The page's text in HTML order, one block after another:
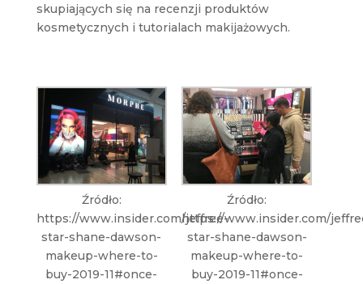
skupiających się na recenzji produktów
kosmetycznych i tutorialach makijażowych.
Źródło:
https://www.insider.com/jeffree-
star-shane-dawson-
makeup-where-to-
buy-2019-11#once-
Źródło:
https://www.insider.com/
star-shane-dawson-
makeup-where-to-
buy-2019-11#once-